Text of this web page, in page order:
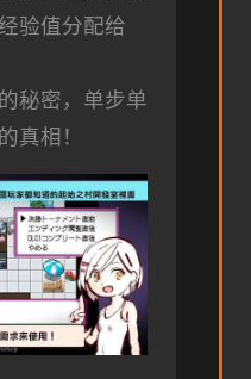
验值分配给
秘密，单步单
真相！